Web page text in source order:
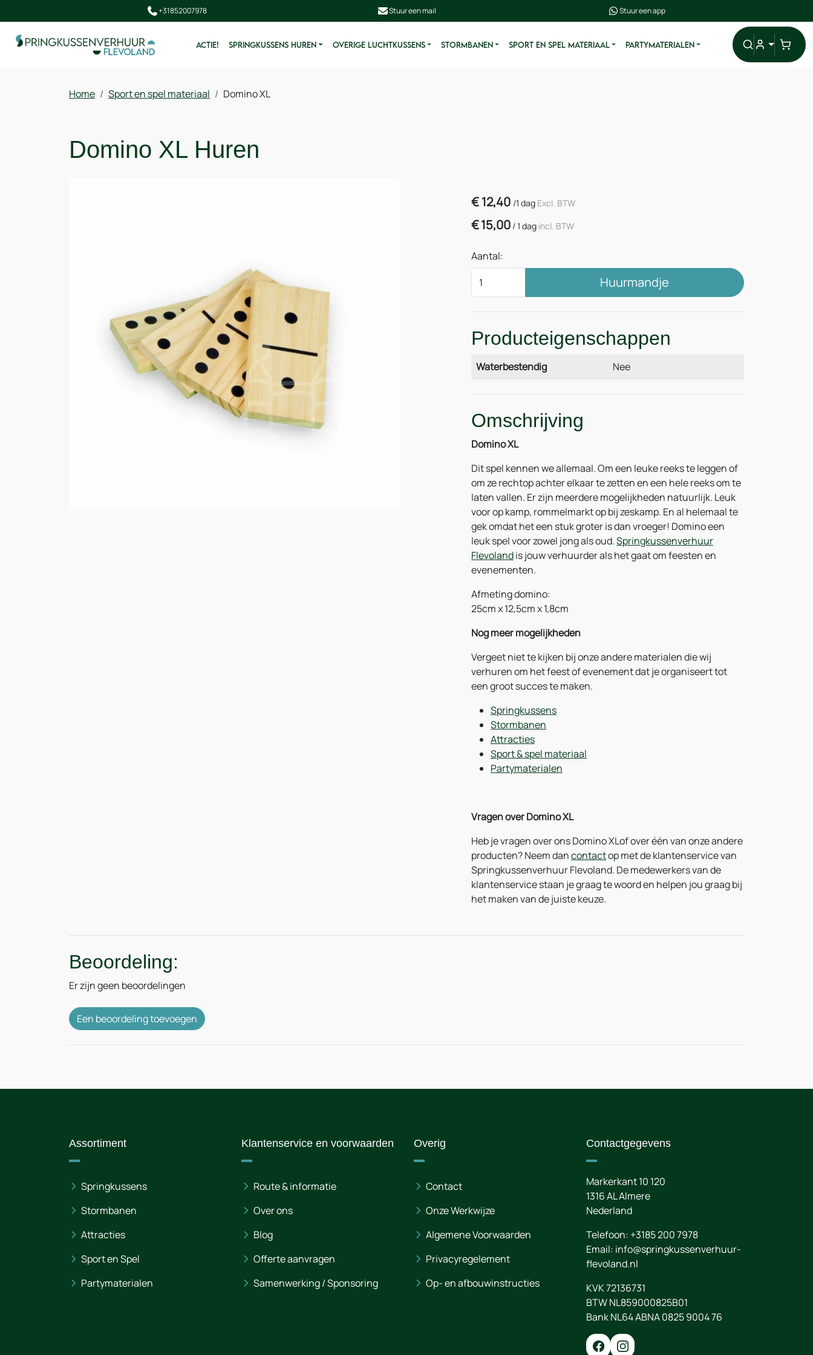
+31852007978 Stuur een mail Stuur een app
ACTIE! SPRINGKUSSENS HUREN OVERIGE LUCHTKUSSENS STORMBANEN SPORT EN SPEL MATERIAAL PARTYMATERIALEN
Home Sport en spel materiaal Domino XL
Domino XL Huren
€12,40 /1 dag Excl. BTW
€15,00 /1 dag incl. BTW
Aantal:
Huurmandje
Producteigenschappen
Waterbestendig Nee
Omschrijving
Domino XL
Dit spel kennen we allemaal. Om een leuke reeks te leggen of
om ze rechtop achter elkaar te zetten en een hele reeks om te
laten vallen. Er zijn meerdere mogelijkheden natuurlijk. Leuk
voor op kamp, rommelmarkt op bij zeskamp. En al helemaal te
gek omdat het een stuk groter is dan vroeger! Domino een
leuk spel voor zowel jong als oud.Springkussenverhuur
Flevolandis jouw verhuurder als het gaat om feesten en
evenementen.
Afmeting domino:
25cm x 12,5cm x 1,8cm
Nog meer mogelijkheden
Vergeet niet te kijken bij onze andere materialen die wij
verhuren om het feest of evenement dat je organiseert tot
een groot succes te maken.
Springkussens
Stormbanen
Attracties
Sport & spel materiaal
Partymaterialen
Vragen overDomino XL
Heb je vragen over ons Domino XLof over één van onze andere
producten? Neem dancontactop met de klantenservice van
Springkussenverhuur Flevoland. De medewerkers van de
klantenservice staan je graag te woord en helpen jou graag bij
het maken van de juiste keuze.
Beoordeling:
Er zijn geen beoordelingen
Een beoordeling toevoegen
Assortiment
Springkussens
Stormbanen
Attracties
Sport en Spel
Partymaterialen
Klantenservice en voorwaarden
Route & informatie
Over ons
Blog
Offerte aanvragen
Samenwerking / Sponsoring
Overig
Contact
Onze Werkwijze
Algemene Voorwaarden
Privacyregelement
Op- en afbouwinstructies
Contactgegevens
Markerkant 10 120
1316 ALAlmere
Nederland
Telefoon: +3185 200 7978
Email: info@springkussenverhuur-
flevoland.nl
KVK 72136731
BTW NL859000825B01
Bank NL64 ABNA 0825 9004 76